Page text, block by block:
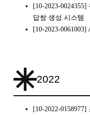
[10-2023-
답쌍 생성 시스템
[10-2023-
2022
[10-2022-